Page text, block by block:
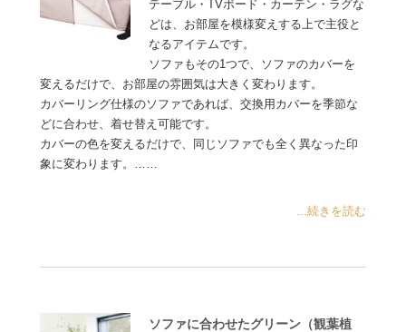
テーブル・TVボード・カーテン・ラグな
どは、お部屋を模様変えする上で主役と
なるアイテムです。
ソファもその1つで、ソファのカバーを
変えるだけで、お部屋の雰囲気は大きく変わります。
カバーリング仕様のソファであれば、交換用カバーを季節な
どに合わせ、着せ替え可能です。
カバーの色を変えるだけで、同じソファでも全く異なった印
象に変わります。……
...続きを読む
ソファに合わせたグリーン（観葉植